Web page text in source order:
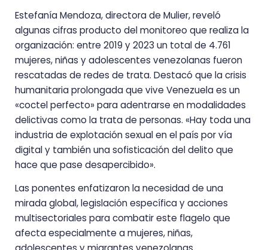
Estefanía Mendoza, directora de Mulier, reveló
algunas cifras producto del monitoreo que realiza la
organización: entre 2019 y 2023 un total de 4.761
mujeres, niñas y adolescentes venezolanas fueron
rescatadas de redes de trata. Destacó que la crisis
humanitaria prolongada que vive Venezuela es un
«coctel perfecto» para adentrarse en modalidades
delictivas como la trata de personas. «Hay toda una
industria de explotación sexual en el país por vía
digital y también una sofisticación del delito que
hace que pase desapercibido».
Las ponentes enfatizaron la necesidad de una
mirada global, legislación específica y acciones
multisectoriales para combatir este flagelo que
afecta especialmente a mujeres, niñas,